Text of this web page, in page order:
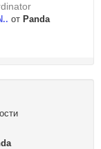
от Panda